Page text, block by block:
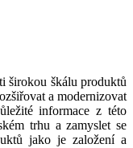
širokou škálu produktů
a modernizovat
informace z této
trhu a zamyslet se
jako je založení a